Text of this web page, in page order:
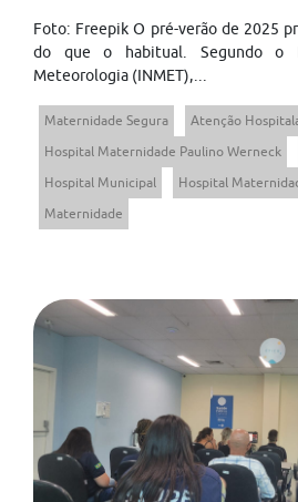
Foto: Freepik O pré-verão de 2025
do que o habitual. Segundo o
Meteorologia (INMET),...
Maternidade Segura Atenção
Hospital Maternidade Paulino Werneck
Hospital Municipal
Hospital
Maternidade